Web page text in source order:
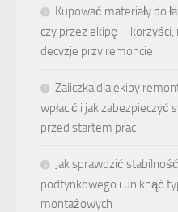
Kupować materiały do
czy przez ekipę – korzyści,
decyzje przy remoncie
Zaliczka dla ekipy
wpłacić i jak zabezpieczyć
przed startem prac
Jak sprawdzić
podtynkowego i uniknąć
montażowych